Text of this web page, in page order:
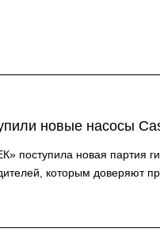
новые насосы
поступила новая партия
которым доверяют